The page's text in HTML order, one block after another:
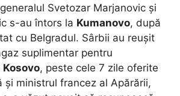
Svetozar Marjanovic și
s-au întors la Kumanovo, după
cu Belgradul. Sârbii au reușit
suplimentar pentru
, peste cele 7 zile oferite
și ministrul francez al Apărării,